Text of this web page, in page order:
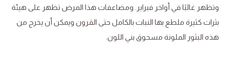
وتظهر غالبًا في أواخر فبراير. ومضاعفات هذا المرض تظهر على هيئة
بثرات كثيرة ملطع بها النبات بالكامل حتى القرون ويمكن أن يخرج من
هذه البثور الملونة مسحوق بني اللون.